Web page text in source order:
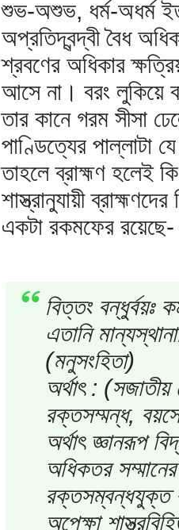
শুভ-অশুভ, ধর্ম-অধর্ম
অপ্রতিদ্বন্দ্বী বৈধ
শ্রবণের অধিকার
আসে না। বরং লুকিয়ে
তার কানে গরম সীসা
পাণ্ডিত্যের পাল্লাটা
তাহলে ব্রাহ্মণ হলেই
শাস্ত্রানুযায়ী
একটা রকমফের রয়েছে-
বিত্তং বন্ধুর্বয়ঃ
এতানি
(মনুসংহিতা)
অর্থাৎ : (সজাতীয়
রক্তসম্মন্ধ,
অর্থাৎ জ্ঞানরূপ
অধিকতর
রক্তসম্বন্ধযুক্ত
অপেক্ষা